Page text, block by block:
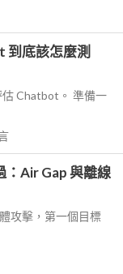
到底該怎麼測
Chatbot。 準備一
：Air Gap 與離線
攻擊，第一個目標